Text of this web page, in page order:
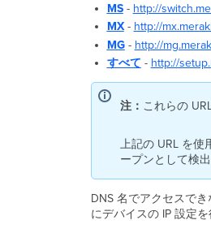
MS- http://
MX- http://
MG- http://
すべて - http://
注： これらの
上記の URL を使
ープンとして検出
DNS 名でアクセスで
にデバイスの IP 設定